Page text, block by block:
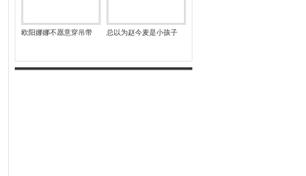
欧阳娜娜不愿意穿吊带 总以为赵今麦是小孩子